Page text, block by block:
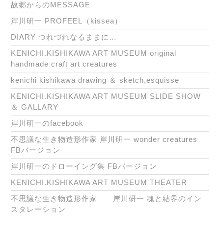
故郷からのMESSAGE
岸川研一 PROFEEL（kissea）
DIARY つれづれなるままに…
KENICHI.KISHIKAWA ART MUSEUM original
handmade craft art creatures
kenichi kishikawa drawing ＆ sketch,esquisse
KENICHI.KISHIKAWA ART MUSEUM SLIDE SHOW
＆ GALLARY
岸川研一のfacebook
不思議な生き物造形作家 岸川研一 wonder creatures
FBバージョン
岸川研一のドローイング集 FBバージョン
KENICHI.KISHIKAWA ART MUSEUM THEATER
不思議な生き物造形作家 岸川研一 魂と結界のイン
スタレーション